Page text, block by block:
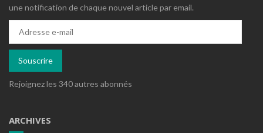
une notification de chaque nouvel article par email.
mail
Souscrire
Rejoignez les 340 autres abonnés
ARCHIVES